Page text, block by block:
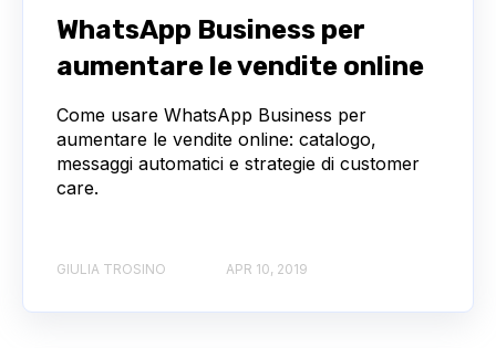
WhatsApp Business per
aumentare le vendite online
Come usare WhatsApp Business per
aumentare le vendite online: catalogo,
messaggi automatici e strategie di customer
care.
GIULIA TROSINO APR 10, 2019